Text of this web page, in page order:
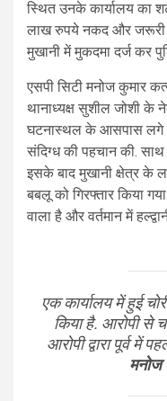
स्थित उनके कार्यालय का
लाख रुपये नकद और जरूरी
मुखानी में मुकदमा दर्ज कर
एसपी सिटी मनोज कुमार
थानाध्यक्ष सुशील जोशी के
घटनास्थल के आसपास लगे
संदिग्ध की पहचान की.
इसके बाद मुखानी क्षेत्र के
बबलू को गिरफ्तार किया
वाला है और वर्तमान में
एक कार्यालय में हुई
किया है. आरोपी से
आरोपी द्वारा पूर्व में
मनोज